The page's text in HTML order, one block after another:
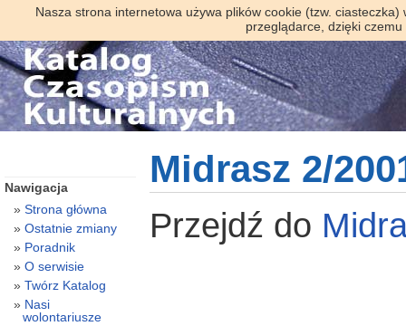
Nasza strona internetowa używa plików cookie (tzw.
przeglądarce, dzięki
Midrasz 2/
Przejdź do
Nawigacja
Strona główna
Ostatnie zmiany
Poradnik
O serwisie
Twórz Katalog
Nasi
wolontariusze